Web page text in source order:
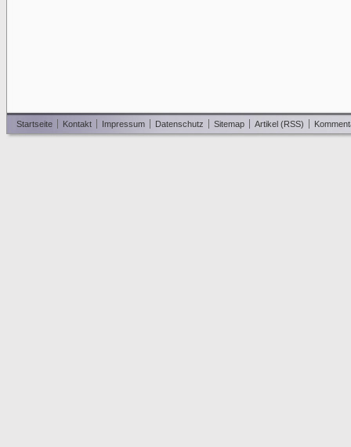
Startseite Kontakt Impressum Datenschutz Sitemap Artikel (RSS)